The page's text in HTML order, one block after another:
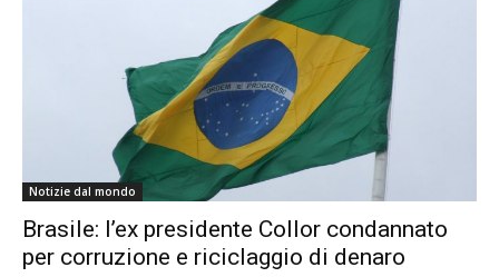
Notizie dal mondo
Brasile: l’ex presidente Collor condannato
per corruzione e riciclaggio di denaro